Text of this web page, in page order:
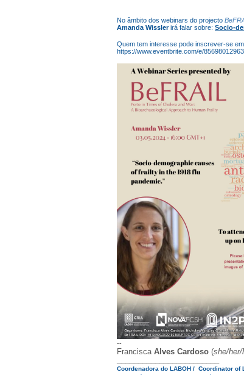
No âmbito dos webinars do projecto
Amanda Wisslerirá falar sobre: Socio-
Quem tem interesse pode inscrever-se
https://www.eventbrite.com/e/
--
Francisca Alves Cardoso (she/her/
Coordenadora do LABOH / Coordinator of